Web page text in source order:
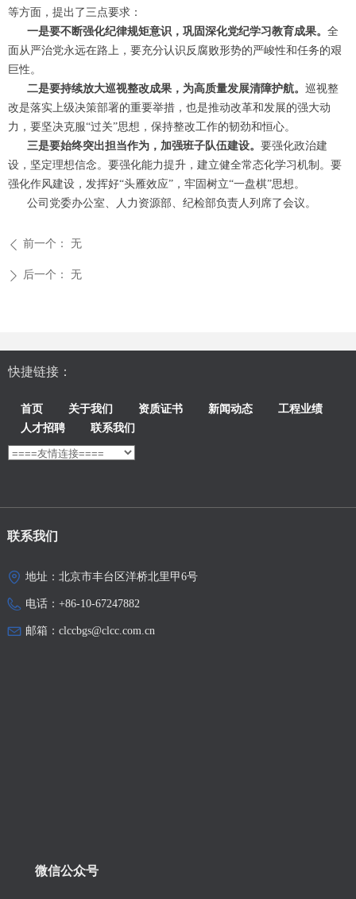
等方面，提出了三点要求：
一是要不断强化纪律规矩意识，巩固深化党纪学习教育成果。 全
面从严治党永远在路上，要充分认识反腐败形势的严峻性和任务的艰
巨性。
二是要持续放大巡视整改成果，为高质量发展清障护航。 巡视整
改是落实上级决策部署的重要举措，也是推动改革和发展的强大动
力，要坚决克服“过关”思想，保持整改工作的韧劲和恒心。
三是要始终突出担当作为，加强班子队伍建设。 要强化政治建
设，坚定理想信念。要强化能力提升，建立健全常态化学习机制。要
强化作风建设，发挥好“头雁效应”，牢固树立“一盘棋”思想。
公司党委办公室、人力资源部、纪检部负责人列席了会议。
ꄴ 前一个： 无
ꄲ 后一个： 无
微信公众号
联系我们
快捷链接：
首页 关于我们 资质证书 新闻动态
工程业绩
人才招聘
联系我们
地址： 北京市丰台区洋桥北里甲6号
电话： +86-10-67247882
邮箱： clccbgs@clcc.com.cn